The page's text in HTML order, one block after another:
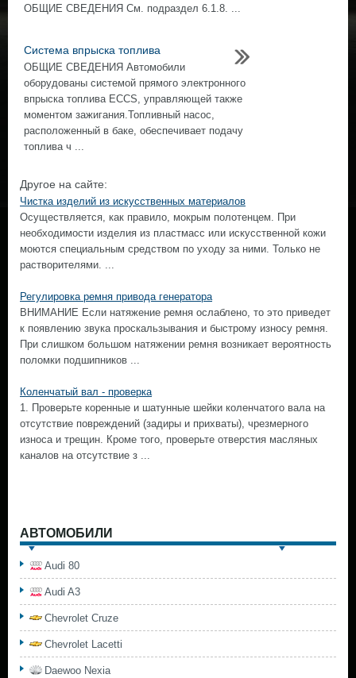
ОБЩИЕ СВЕДЕНИЯ См. подраздел 6.1.8. ...
Система впрыска топлива
ОБЩИЕ СВЕДЕНИЯ Автомобили
оборудованы системой прямого электронного
впрыска топлива ECCS, управляющей также
моментом зажигания.Топливный насос,
расположенный в баке, обеспечивает подачу
топлива ч ...
Другое на сайте:
Чистка изделий из искусственных материалов
Осуществляется, как правило, мокрым полотенцем. При
необходимости изделия из пластмасс или искусственной кожи
моются специальным средством по уходу за ними. Только не
растворителями. ...
Регулировка ремня привода генератора
ВНИМАНИЕ Если натяжение ремня ослаблено, то это приведет
к появлению звука проскальзывания и быстрому износу ремня.
При слишком большом натяжении ремня возникает вероятность
поломки подшипников ...
Коленчатый вал - проверка
1. Проверьте коренные и шатунные шейки коленчатого вала на
отсутствие повреждений (задиры и прихваты), чрезмерного
износа и трещин. Кроме того, проверьте отверстия масляных
каналов на отсутствие з ...
АВТОМОБИЛИ
Audi 80
Audi A3
Chevrolet Cruze
Chevrolet Lacetti
Daewoo Nexia